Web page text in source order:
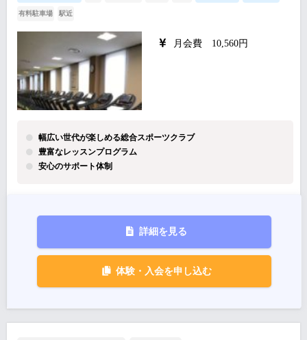
有料駐車場 駅近
月会費 10,560円
幅広い世代が楽しめる総合スポーツクラブ
豊富なレッスンプログラム
安心のサポート体制
詳細を見る
体験・入会を申し込む